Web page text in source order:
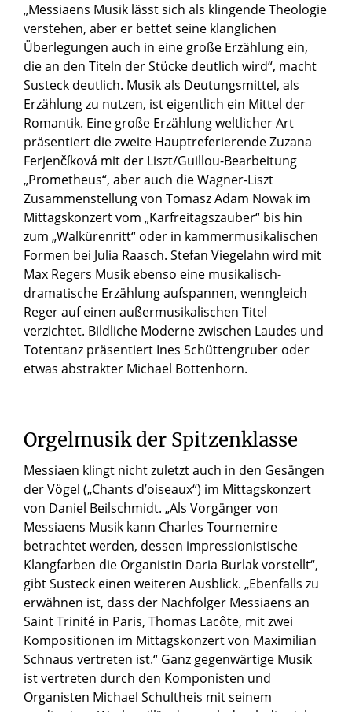
„Messiaens Musik lässt sich als klingende Theologie
verstehen, aber er bettet seine klanglichen
Überlegungen auch in eine große Erzählung ein,
die an den Titeln der Stücke deutlich wird“, macht
Susteck deutlich. Musik als Deutungsmittel, als
Erzählung zu nutzen, ist eigentlich ein Mittel der
Romantik. Eine große Erzählung weltlicher Art
präsentiert die zweite Hauptreferierende Zuzana
Ferjenčíková mit der Liszt/Guillou-Bearbeitung
„Prometheus“, aber auch die Wagner-Liszt
Zusammenstellung von Tomasz Adam Nowak im
Mittagskonzert vom „Karfreitagszauber“ bis hin
zum „Walkürenritt“ oder in kammermusikalischen
Formen bei Julia Raasch. Stefan Viegelahn wird mit
Max Regers Musik ebenso eine musikalisch-
dramatische Erzählung aufspannen, wenngleich
Reger auf einen außermusikalischen Titel
verzichtet. Bildliche Moderne zwischen Laudes und
Totentanz präsentiert Ines Schüttengruber oder
etwas abstrakter Michael Bottenhorn.
Orgelmusik der Spitzenklasse
Messiaen klingt nicht zuletzt auch in den Gesängen
der Vögel („Chants d’oiseaux“) im Mittagskonzert
von Daniel Beilschmidt. „Als Vorgänger von
Messiaens Musik kann Charles Tournemire
betrachtet werden, dessen impressionistische
Klangfarben die Organistin Daria Burlak vorstellt“,
gibt Susteck einen weiteren Ausblick. „Ebenfalls zu
erwähnen ist, dass der Nachfolger Messiaens an
Saint Trinité in Paris, Thomas Lacôte, mit zwei
Kompositionen im Mittagskonzert von Maximilian
Schnaus vertreten ist.“ Ganz gegenwärtige Musik
ist vertreten durch den Komponisten und
Organisten Michael Schultheis mit seinem